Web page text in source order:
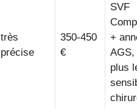
très
précise
350‑450
€
SVF
+
AGS,
plus